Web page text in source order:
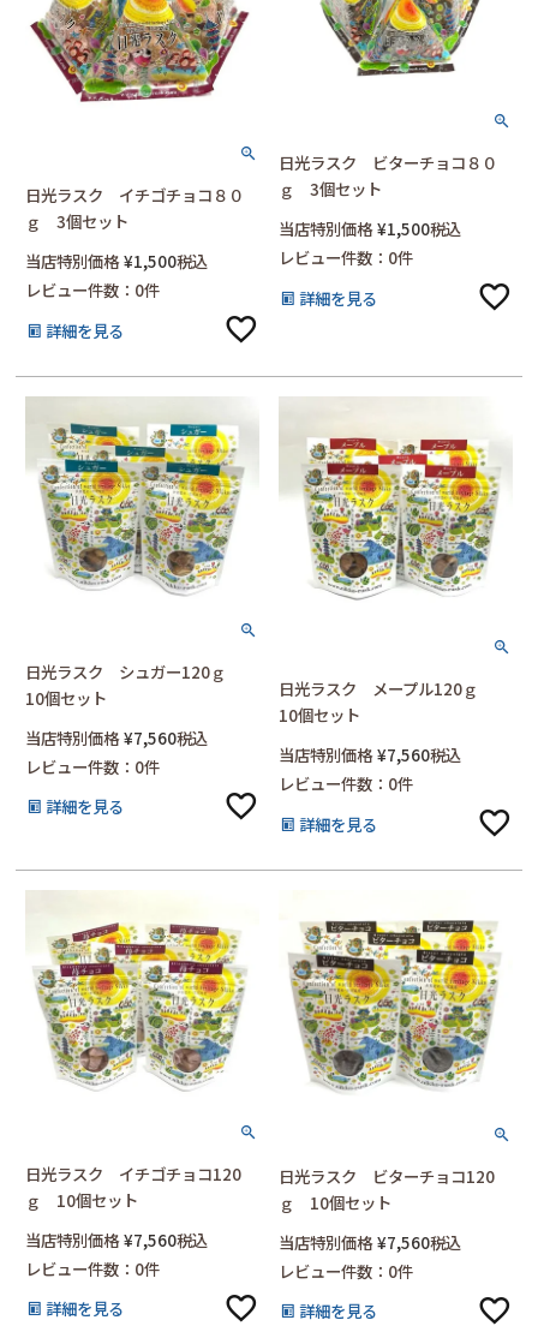
日光ラスク イチゴチョコ８０
ｇ 3個セット
当店特別価格 ¥1,500税込
レビュー件数：0件
詳細を見る
日光ラスク ビターチョコ８０
ｇ 3個セット
当店特別価格 ¥1,500税込
レビュー件数：0件
詳細を見る
日光ラスク シュガー120ｇ
10個セット
当店特別価格 ¥7,560税込
レビュー件数：0件
詳細を見る
日光ラスク メープル120ｇ
10個セット
当店特別価格 ¥7,560税込
レビュー件数：0件
詳細を見る
日光ラスク イチゴチョコ120
ｇ 10個セット
当店特別価格 ¥7,560税込
レビュー件数：0件
詳細を見る
日光ラスク ビターチョコ120
ｇ 10個セット
当店特別価格 ¥7,560税込
レビュー件数：0件
詳細を見る